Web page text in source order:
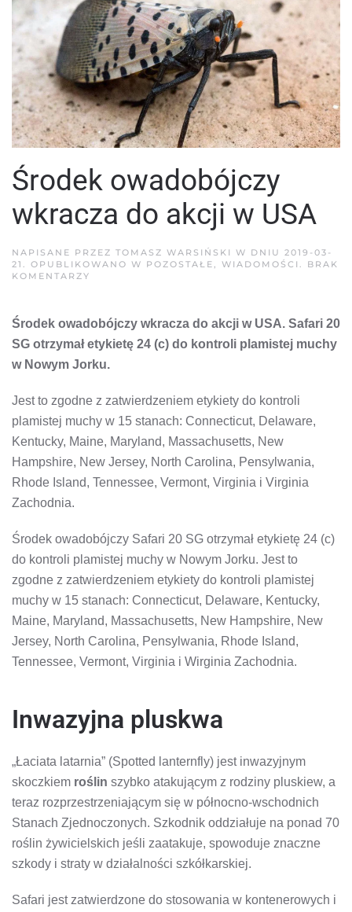
Środek owadobójczy
wkracza do akcji w USA
NAPISANE PRZEZ TOMASZ WARSIŃSKI W DNIU 2019-03-
21 . OPUBLIKOWANO W POZOSTAŁE, WIADOMOŚCI . BRAK
KOMENTARZY
DO
AKCJI
W
USA
Środek owadobójczy wkracza do akcji w USA. Safari 20
SG otrzymał etykietę 24 (c) do kontroli plamistej muchy
w Nowym Jorku.
Jest to zgodne z zatwierdzeniem etykiety do kontroli
plamistej muchy w 15 stanach: Connecticut, Delaware,
Kentucky, Maine, Maryland, Massachusetts, New
Hampshire, New Jersey, North Carolina, Pensylwania,
Rhode Island, Tennessee, Vermont, Virginia i Virginia
Zachodnia.
Środek owadobójczy Safari 20 SG otrzymał etykietę 24 (c)
do kontroli plamistej muchy w Nowym Jorku. Jest to
zgodne z zatwierdzeniem etykiety do kontroli plamistej
muchy w 15 stanach: Connecticut, Delaware, Kentucky,
Maine, Maryland, Massachusetts, New Hampshire, New
Jersey, North Carolina, Pensylwania, Rhode Island,
Tennessee, Vermont, Virginia i Wirginia Zachodnia.
Inwazyjna pluskwa
„Łaciata latarnia” (Spotted lanternfly) jest inwazyjnym
skoczkiem roślin szybko atakującym z rodziny pluskiew, a
teraz rozprzestrzeniającym się w północno-wschodnich
Stanach Zjednoczonych. Szkodnik oddziałuje na ponad 70
roślin żywicielskich jeśli zaatakuje, spowoduje znaczne
szkody i straty w działalności szkółkarskiej.
Safari jest zatwierdzone do stosowania w kontenerowych i